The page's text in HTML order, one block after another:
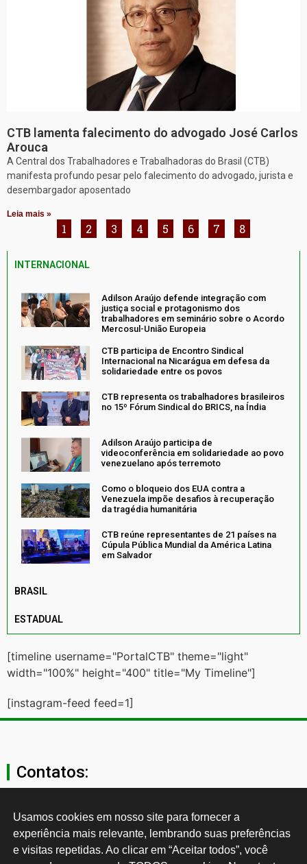
CTB lamenta falecimento do advogado José Carlos
Arouca
A Central dos Trabalhadores e Trabalhadoras do Brasil (CTB)
manifesta profundo pesar pelo falecimento do advogado, jurista e
desembargador aposentado
Leia mais »
1 2 3 4 5 6 7 8
INTERNACIONAL
Adilson Araújo defende integração com
justiça social e protagonismo dos
trabalhadores em seminário sobre o Acordo
Mercosul-União Europeia
CTB participa de Encontro Sindical
Internacional na Nicarágua em defesa da
solidariedade entre os povos
CTB representa os trabalhadores brasileiros
no 15º Fórum Sindical do BRICS, na Índia
Adilson Araújo participa de
videoconferência em solidariedade ao povo
venezuelano após terremoto
Como o bloqueio dos EUA contra a
Venezuela impõe desafios à recuperação
da tragédia humanitária
CTB reúne representantes de 21 países na
Cúpula Pública Mundial da América Latina
em Salvador
BRASIL
ESTADUAL
[timeline username="PortalCTB" theme="light"
width="100%" height="400" title="My Timeline"]
[instagram-feed feed=1]
Contatos:
secgeral@ctb.org.br
11 3874-0040
Usamos cookies em nosso site para fornecer a
experiência mais relevante, lembrando suas preferências
e visitas repetidas. Ao clicar em “Aceitar todos”, você